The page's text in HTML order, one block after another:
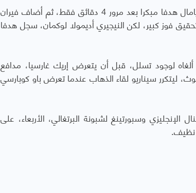
بدأت المباراة بسيناريو مثالي بالنسبة لبرشلونة، حيث سجل لامين يامال هدفا مبكرا بعد مرور 4 دقائق فقط، ثم أضاف فيران
برشلونة في طريقه لتحقيق فوز كبير، لكن النيجيري أديمولا لوكمان، سجل هدفا
لبرشلونة في الدقيقة 56، لكن الحكم ألغاه لوجود تسلل، قبل أن يتعرض إريك غارسيا، مدافع
ألكسندر سورلوث، ليتكرر سيناريو لقاء الذهاب عندما تعرض باو كوبارسي
وسبورتينغ لشبونة البرتغالي، الأربعاء، على
نظيف.